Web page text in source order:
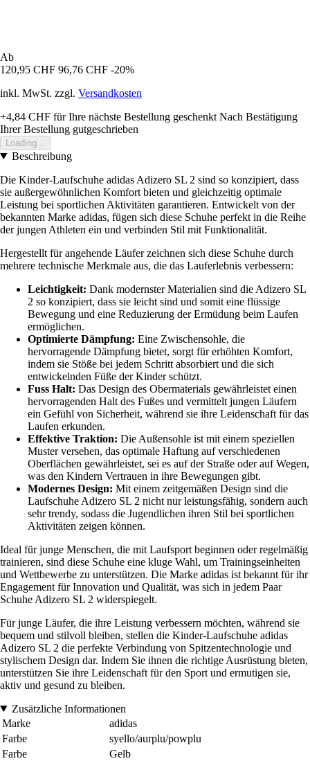
Ab
120,95 CHF 96,76 CHF -20%
inkl. MwSt. zzgl. Versandkosten
+4,84 CHF für Ihre nächste Bestellung geschenkt Nach Bestätigung
Ihrer Bestellung gutgeschrieben
Loading...
Beschreibung
Die Kinder-Laufschuhe adidas Adizero SL 2 sind so konzipiert, dass
sie außergewöhnlichen Komfort bieten und gleichzeitig optimale
Leistung bei sportlichen Aktivitäten garantieren. Entwickelt von der
bekannten Marke adidas, fügen sich diese Schuhe perfekt in die Reihe
der jungen Athleten ein und verbinden Stil mit Funktionalität.
Hergestellt für angehende Läufer zeichnen sich diese Schuhe durch
mehrere technische Merkmale aus, die das Lauferlebnis verbessern:
Leichtigkeit: Dank modernster Materialien sind die Adizero SL
2 so konzipiert, dass sie leicht sind und somit eine flüssige
Bewegung und eine Reduzierung der Ermüdung beim Laufen
ermöglichen.
Optimierte Dämpfung: Eine Zwischensohle, die
hervorragende Dämpfung bietet, sorgt für erhöhten Komfort,
indem sie Stöße bei jedem Schritt absorbiert und die sich
entwickelnden Füße der Kinder schützt.
Fuss Halt: Das Design des Obermaterials gewährleistet einen
hervorragenden Halt des Fußes und vermittelt jungen Läufern
ein Gefühl von Sicherheit, während sie ihre Leidenschaft für das
Laufen erkunden.
Effektive Traktion: Die Außensohle ist mit einem speziellen
Muster versehen, das optimale Haftung auf verschiedenen
Oberflächen gewährleistet, sei es auf der Straße oder auf Wegen,
was den Kindern Vertrauen in ihre Bewegungen gibt.
Modernes Design: Mit einem zeitgemäßen Design sind die
Laufschuhe Adizero SL 2 nicht nur leistungsfähig, sondern auch
sehr trendy, sodass die Jugendlichen ihren Stil bei sportlichen
Aktivitäten zeigen können.
Ideal für junge Menschen, die mit Laufsport beginnen oder regelmäßig
trainieren, sind diese Schuhe eine kluge Wahl, um Trainingseinheiten
und Wettbewerbe zu unterstützen. Die Marke adidas ist bekannt für ihr
Engagement für Innovation und Qualität, was sich in jedem Paar
Schuhe Adizero SL 2 widerspiegelt.
Für junge Läufer, die ihre Leistung verbessern möchten, während sie
bequem und stilvoll bleiben, stellen die Kinder-Laufschuhe adidas
Adizero SL 2 die perfekte Verbindung von Spitzentechnologie und
stylischem Design dar. Indem Sie ihnen die richtige Ausrüstung bieten,
unterstützen Sie ihre Leidenschaft für den Sport und ermutigen sie,
aktiv und gesund zu bleiben.
Zusätzliche Informationen
Marke
adidas
Farbe
syello/aurplu/powplu
Farbe
Gelb